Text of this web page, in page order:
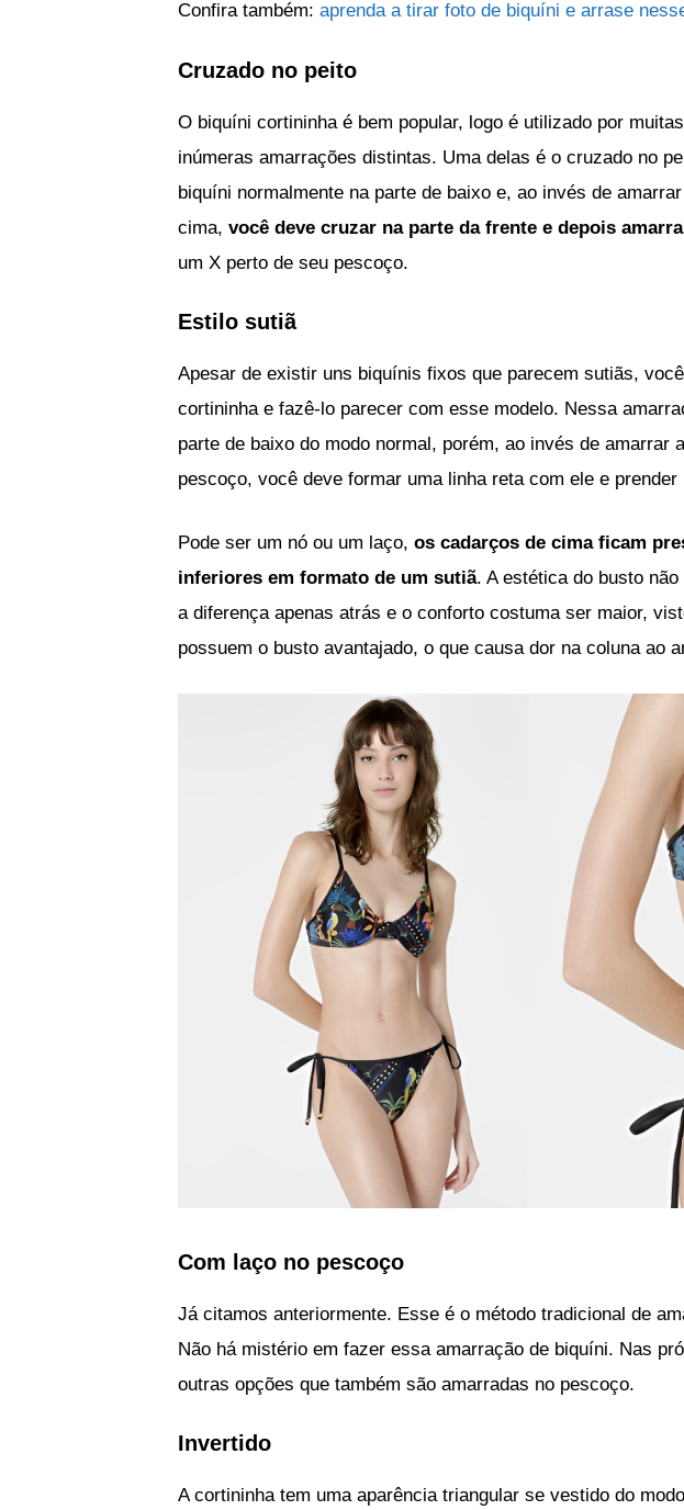
Confira também: aprenda a tirar foto de biquíni e arrase
Cruzado no peito
O biquíni cortininha é bem popular, logo é utilizado por
inúmeras amarrações distintas. Uma delas é o cruzado no
biquíni normalmente na parte de baixo e, ao invés de
cima, você deve cruzar na parte da frente e depois
um X perto de seu pescoço.
Estilo sutiã
Apesar de existir uns biquínis fixos que parecem sutiãs,
cortininha e fazê-lo parecer com esse modelo. Nessa
parte de baixo do modo normal, porém, ao invés de amarrar
pescoço, você deve formar uma linha reta com ele e prender
Pode ser um nó ou um laço, os cadarços de cima ficam
inferiores em formato de um sutiã. A estética do busto
a diferença apenas atrás e o conforto costuma ser maior,
possuem o busto avantajado, o que causa dor na coluna ao
Com laço no pescoço
Já citamos anteriormente. Esse é o método tradicional de
Não há mistério em fazer essa amarração de biquíni. Nas
outras opções que também são amarradas no pescoço.
Invertido
A cortininha tem uma aparência triangular se vestido do